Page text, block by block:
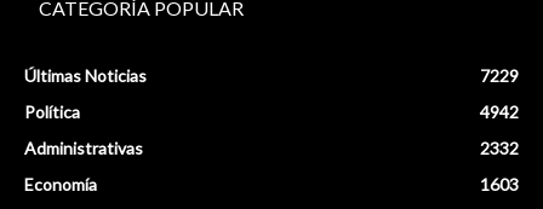
CATEGORÍA POPULAR
Últimas Noticias
7229
Política
4942
Administrativas
2332
Economía
1603